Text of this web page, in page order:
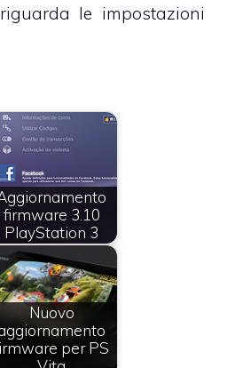
le impostazioni
firmware 3.10
PlayStation 3
Nuovo
per PS